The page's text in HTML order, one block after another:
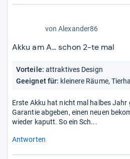
5
von Alexander86
Akku am A... schon 2-te mal
Vorteile: attraktives Design
Geeignet für: kleinere Räume,
Erste Akku hat nicht mal halbes
Garantie abgeben, einen neuen
wieder kaputt. So ein Sch...
Antworten